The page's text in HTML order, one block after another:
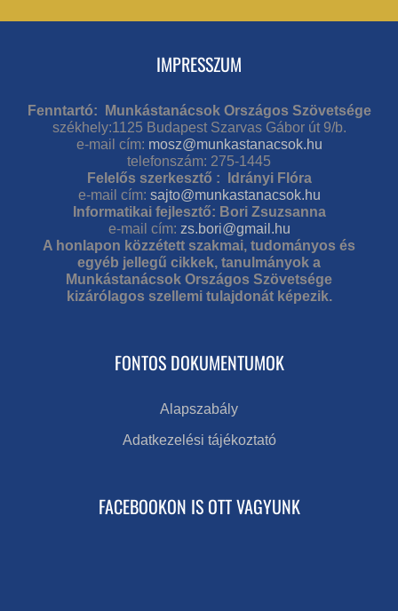
IMPRESSZUM
Fenntartó: Munkástanácsok Országos Szövetsége
székhely:1125 Budapest Szarvas Gábor út 9/b.
e-mail cím: mosz@munkastanacsok.hu
telefonszám: 275-1445
Felelős szerkesztő : Idrányi Flóra
e-mail cím: sajto@munkastanacsok.hu
Informatikai fejlesztő: Bori Zsuzsanna
e-mail cím: zs.bori@gmail.hu
A honlapon közzétett szakmai, tudományos és
egyéb jellegű cikkek, tanulmányok a
Munkástanácsok Országos Szövetsége
kizárólagos szellemi tulajdonát képezik.
FONTOS DOKUMENTUMOK
Alapszabály
Adatkezelési tájékoztató
FACEBOOKON IS OTT VAGYUNK